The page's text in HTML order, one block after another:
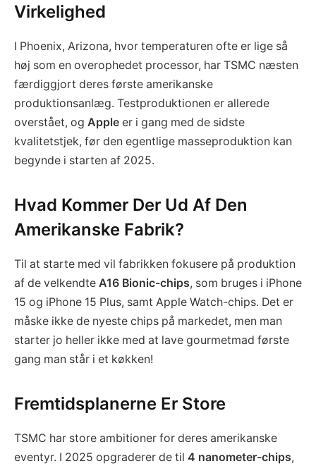
Virkelighed
I Phoenix, Arizona, hvor temperaturen ofte er lige så
høj som en overophedet processor, har TSMC næsten
færdiggjort deres første amerikanske
produktionsanlæg. Testproduktionen er allerede
overstået, og Apple er i gang med de sidste
kvalitetstjek, før den egentlige masseproduktion kan
begynde i starten af 2025.
Hvad Kommer Der Ud Af Den
Amerikanske Fabrik?
Til at starte med vil fabrikken fokusere på produktion
af de velkendte A16 Bionic-chips, som bruges i iPhone
15 og iPhone 15 Plus, samt Apple Watch-chips. Det er
måske ikke de nyeste chips på markedet, men man
starter jo heller ikke med at lave gourmetmad første
gang man står i et køkken!
Fremtidsplanerne Er Store
TSMC har store ambitioner for deres amerikanske
eventyr. I 2025 opgraderer de til 4 nanometer-chips,